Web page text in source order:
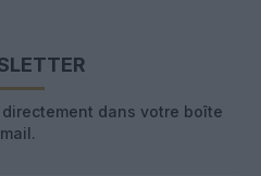
dans votre boîte
mail.